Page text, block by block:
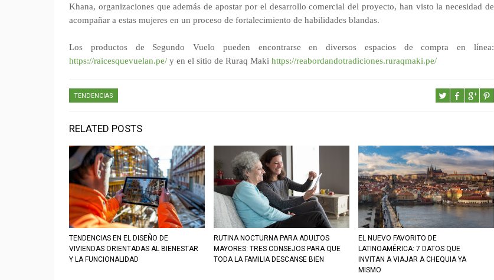
Khana, organizaciones que además de apostar por el desarrollo comercial del proyecto, han visto la necesidad de
acompañar a estas mujeres en un proceso de fortalecimiento de habilidades blandas.
Los productos de Segundo Vuelo pueden encontrarse en diversos espacios de compra en línea:
https://raicesquevuelan.pe/ y en el sitio de Ruraq Maki https://reabordandotradiciones.ruraqmaki.pe/
TENDENCIAS
RELATED POSTS
TENDENCIAS EN EL DISEÑO DE
VIVIENDAS ORIENTADAS AL BIENESTAR
Y LA FUNCIONALIDAD
RUTINA NOCTURNA PARA ADULTOS
MAYORES: TRES CONSEJOS PARA QUE
TODA LA FAMILIA DESCANSE BIEN
EL NUEVO FAVORITO DE
LATINOAMÉRICA: 7 DATOS QUE
INVITAN A VIAJAR A CHEQUIA YA
MISMO